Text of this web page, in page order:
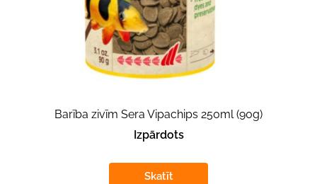
Barība zivīm Sera Vipachips 250ml (90g)
Izpārdots
Skatīt